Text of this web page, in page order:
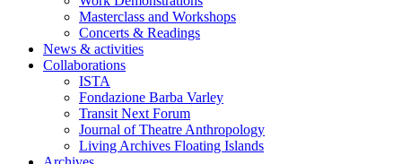
Masterclass and Workshops
Concerts & Readings
News & activities
Collaborations
ISTA
Fondazione Barba Varley
Transit Next Forum
Journal of Theatre Anthropology
Living Archives Floating Islands